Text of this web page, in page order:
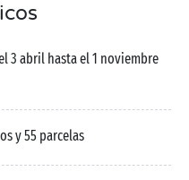
3 abril hasta el 1 noviembre
y 55 parcelas